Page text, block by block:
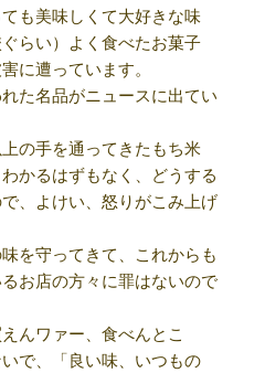
も美味しくて大好きな味
らい）よく食べたお菓子
に遭っています。
た名品がニュースに出てい
の手を通ってきたもち米
かるはずもなく、どうする
、よけい、怒りがこみ上げ
を守ってきて、これからも
お店の方々に罪はないので
んワァー、食べんとこ
で、「良い味、いつもの